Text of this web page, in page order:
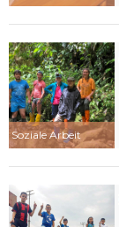
Soziale Arbeit